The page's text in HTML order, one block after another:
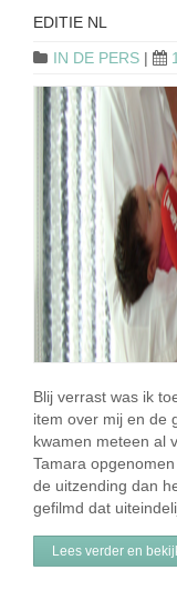
EDITIE NL
IN DE PERS |
Blij verrast was ik
item over mij en de
kwamen meteen al
Tamara
de uitzending dan
gefilmd dat
Lees verder en